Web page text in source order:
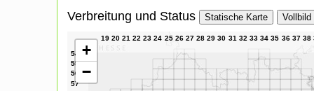
Verbreitung und Status Statische Karte Vollbild
+
−